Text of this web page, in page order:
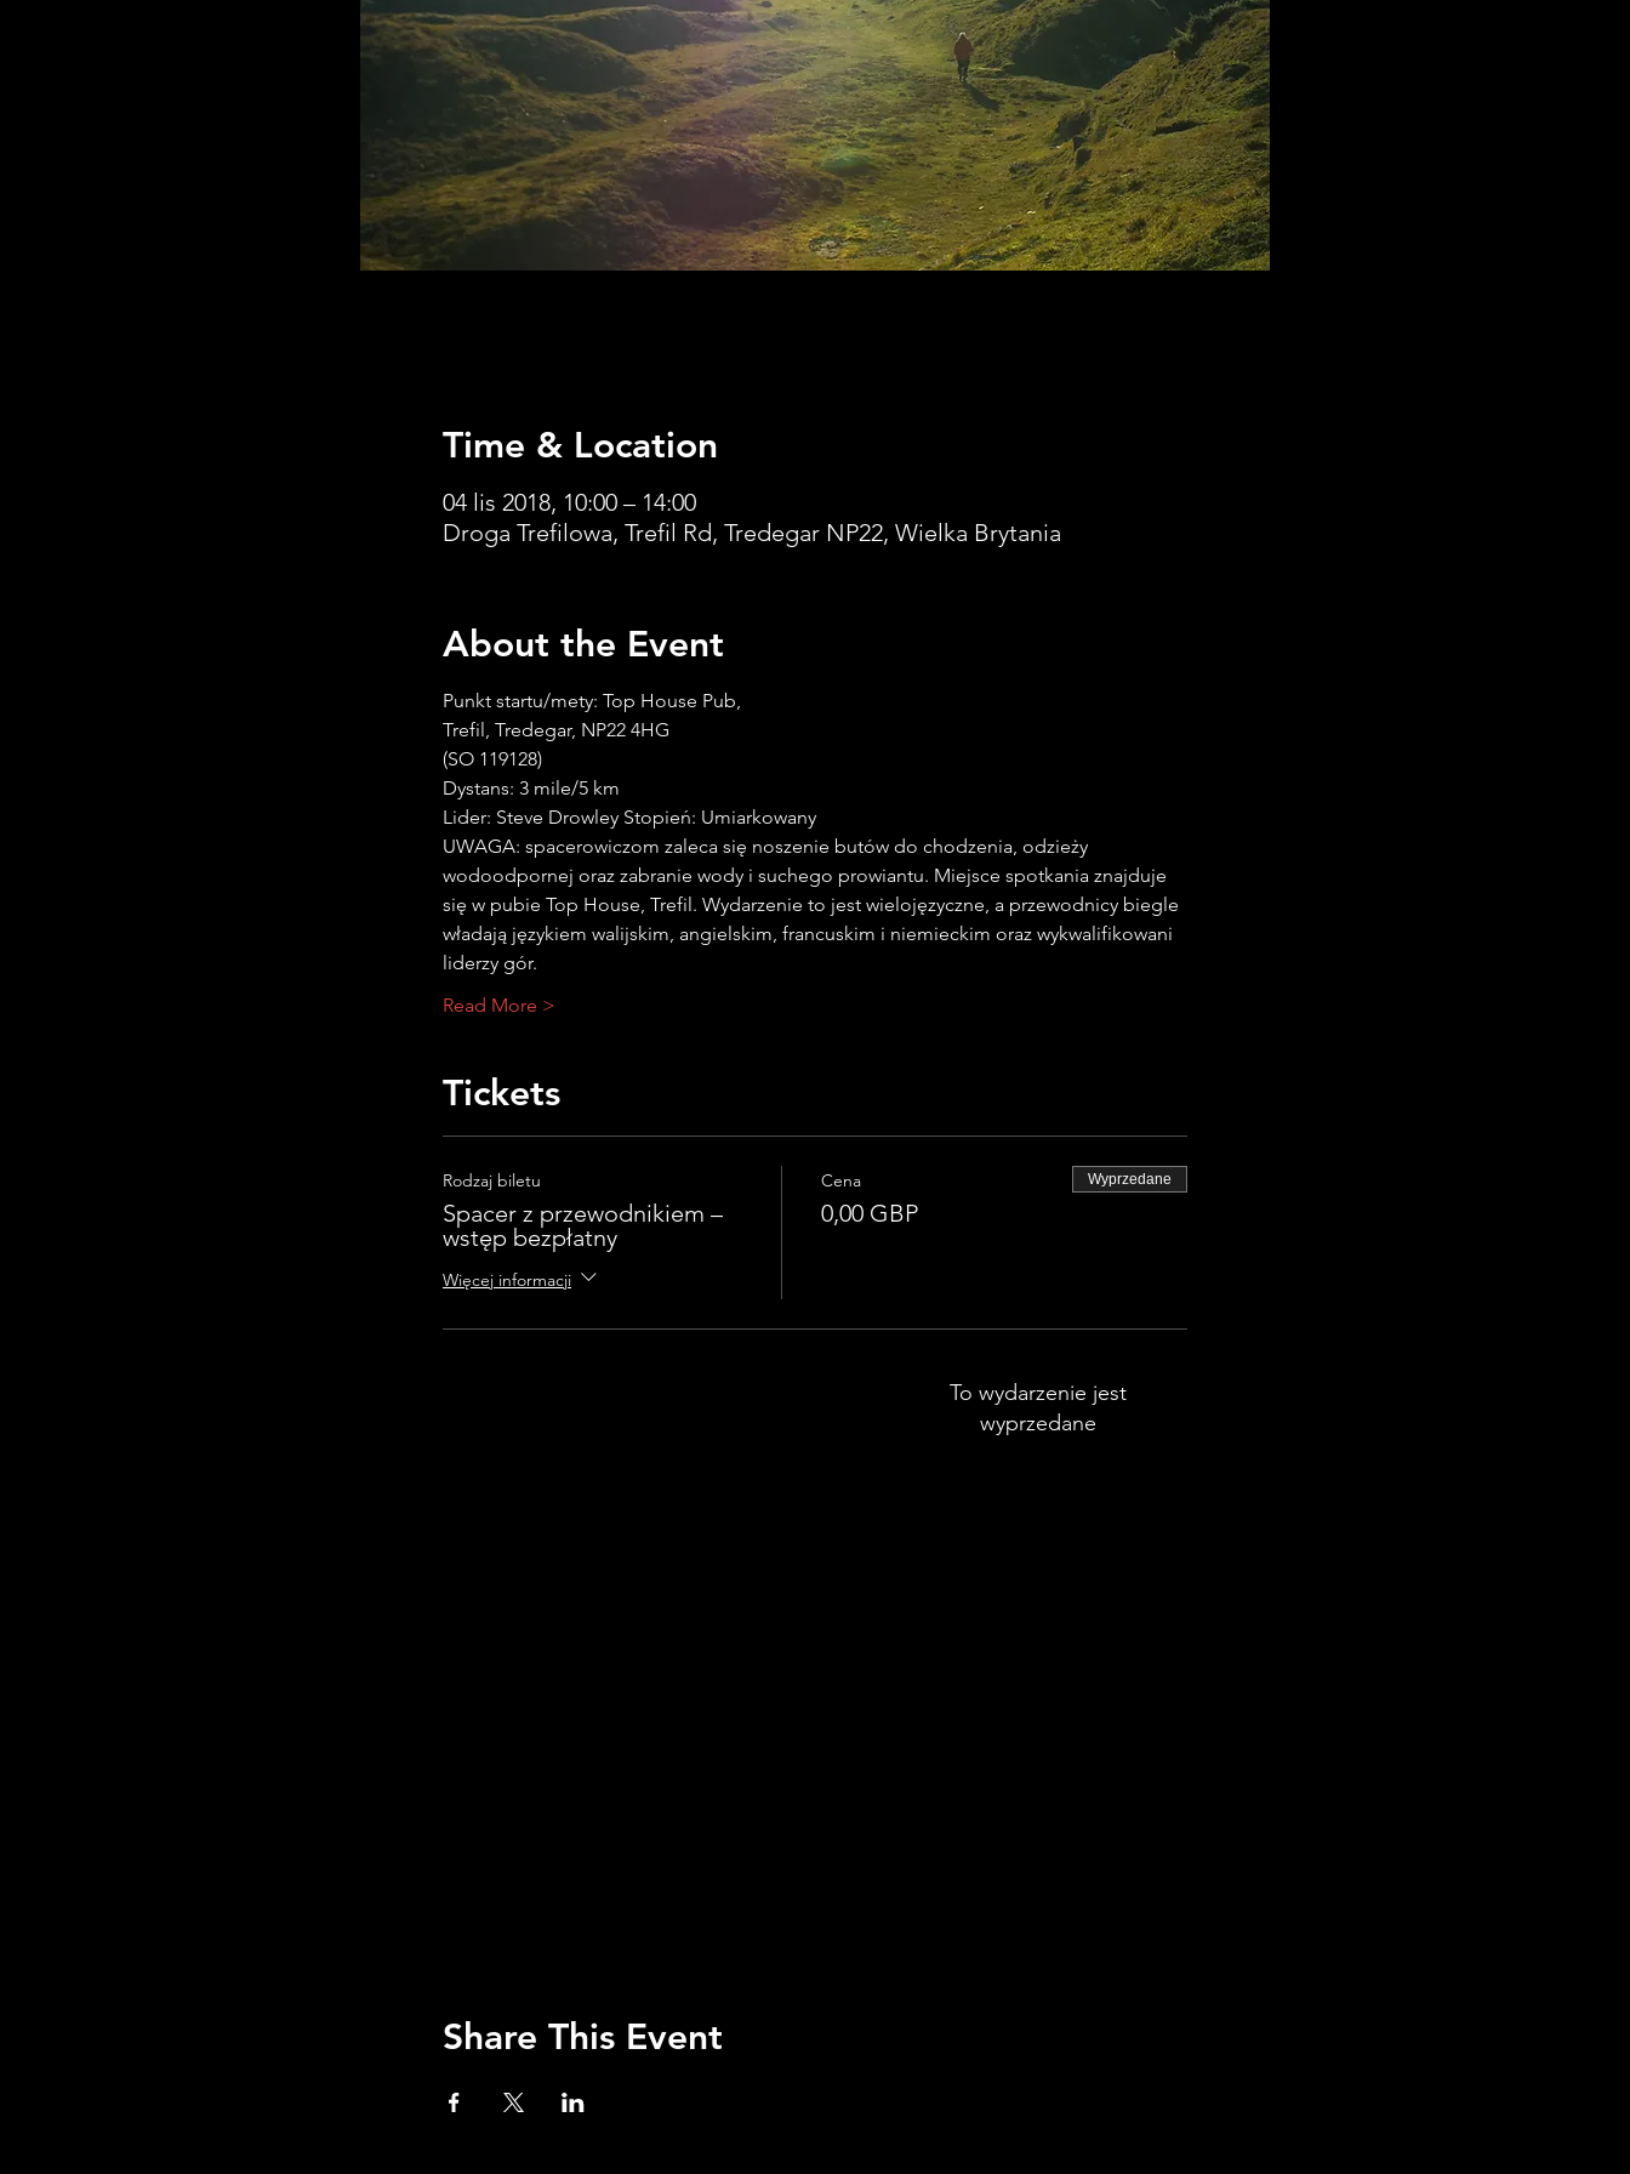
Time & Location
04 lis 2018, 10:00 – 14:00
Droga Trefilowa, Trefil Rd, Tredegar NP22, Wielka Brytania
About the Event
Lider: Steve Drowley Stopień: Umiarkowany
UWAGA: spacerowiczom zaleca się noszenie butów do chodzenia, odzieży
wodoodpornej oraz zabranie wody i suchego prowiantu. Miejsce spotkania znajduje
się w pubie Top House, Trefil. Wydarzenie to jest wielojęzyczne, a przewodnicy biegle
władają językiem walijskim, angielskim, francuskim i niemieckim oraz wykwalifikowani
liderzy gór.
Read More >
Tickets
Rodzaj biletu
Spacer z przewodnikiem –
wstęp bezpłatny
Więcej informacji
Cena
0,00 GBP
Wyprzedane
To wydarzenie jest
wyprzedane
Share This Event